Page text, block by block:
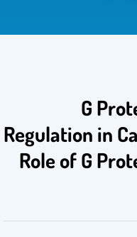
G
Regulation in
Role of G